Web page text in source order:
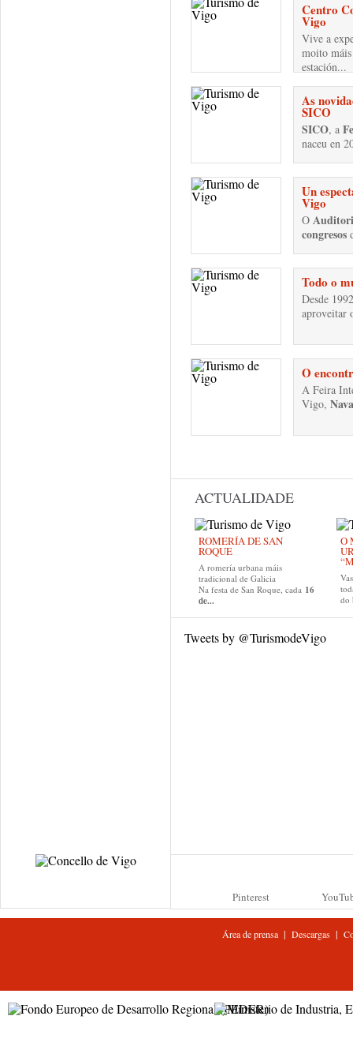
Centro
Vigo
Vive a
moito
estación...
As
SICO
SICO, a
naceu en
Un
Vigo
O
congresos
Todo o
Desde
aproveitar
O
A Feira
Vigo,
ACTUALIDADE
ROMERÍA DE SAN
ROQUE
A romería urbana máis
tradicional de Galicia
Na festa de San Roque, cada 16
de...
O
do
Tweets by @TurismodeVigo
Pinterest
Área de prensa| Descargas|